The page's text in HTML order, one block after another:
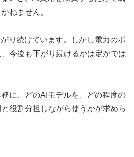
ねません。
り続けています。しかし電力のボ
今後も下がり続けるかは定かでは
に、どのAIモデルを、どの程度の
役割分担しながら使うかが求めら